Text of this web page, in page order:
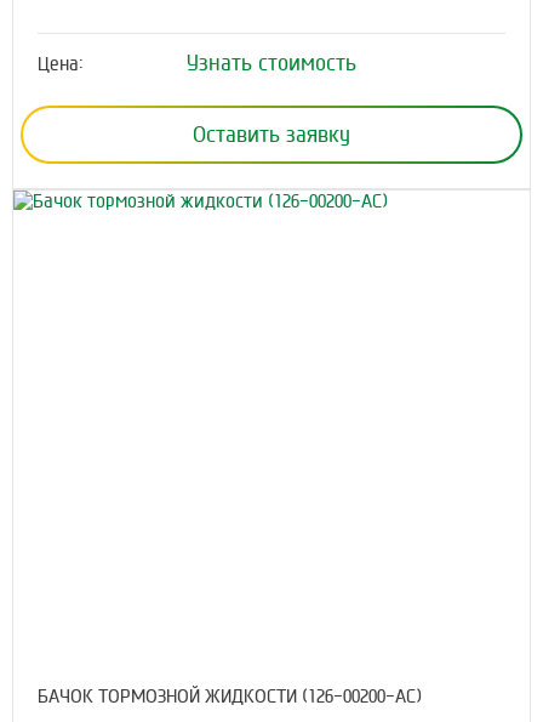
Цена: Узнать стоимость
Оставить заявку
БАЧОК ТОРМОЗНОЙ ЖИДКОСТИ (126-00200-AC)